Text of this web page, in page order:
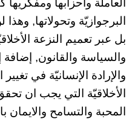
العاملة وأحزابها
البرجوازيّة وتحولاتها,
بل عبر تعميم النزعة
والسياسة والقانون, إضافة
والإرادة الإنسانيّة في
الأخلاقيّة التي يجب ان
المحبة والتسامح